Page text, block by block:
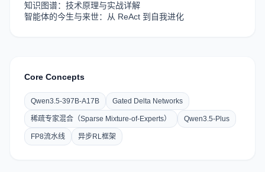
知识图谱：技术原理与实战详解
智能体的今生与来世：从 ReAct 到自我进化
Core Concepts
Qwen3.5-397B-A17B Gated Delta Networks
稀疏专家混合（Sparse Mixture-of-Experts） Qwen3.5-Plus
FP8流水线 异步RL框架